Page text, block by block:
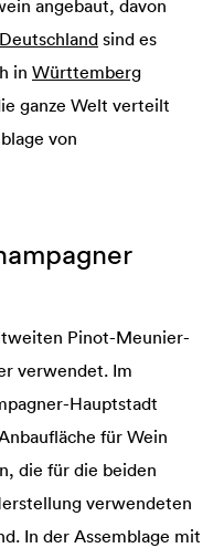
angebaut, davon
Deutschland sind es
in Württemberg
ganze Welt verteilt
von
Pinot-Meunier-
verwendet. Im
Hauptstadt
für Wein
die für die beiden
verwendeten
In der Assemblage mit